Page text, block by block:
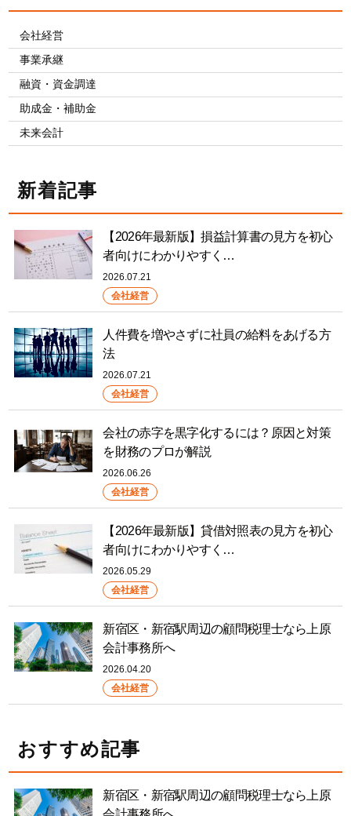
会社経営
事業承継
融資・資金調達
助成金・補助金
未来会計
新着記事
【2026年最新版】損益計算書の見方を初心
者向けにわかりやすく…
2026.07.21
会社経営
人件費を増やさずに社員の給料をあげる方
法
2026.07.21
会社経営
会社の赤字を黒字化するには？原因と対策
を財務のプロが解説
2026.06.26
会社経営
【2026年最新版】貸借対照表の見方を初心
者向けにわかりやすく…
2026.05.29
会社経営
新宿区・新宿駅周辺の顧問税理士なら上原
会計事務所へ
2026.04.20
会社経営
おすすめ記事
新宿区・新宿駅周辺の顧問税理士なら上原